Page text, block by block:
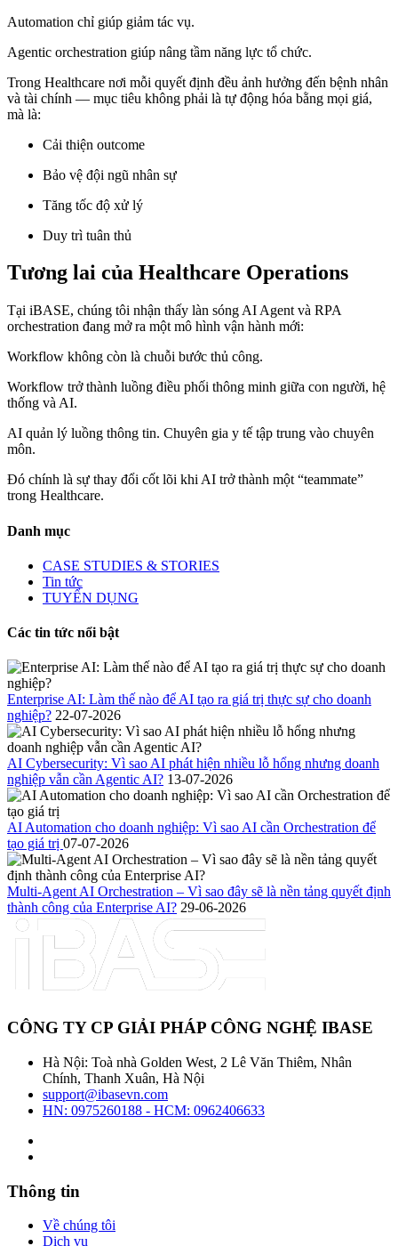
Automation chỉ giúp giảm tác vụ.
Agentic orchestration giúp nâng tầm năng lực tổ chức.
Trong Healthcare nơi mỗi quyết định đều ảnh hưởng đến bệnh nhân
và tài chính — mục tiêu không phải là tự động hóa bằng mọi giá,
mà là:
Cải thiện outcome
Bảo vệ đội ngũ nhân sự
Tăng tốc độ xử lý
Duy trì tuân thủ
Tương lai của Healthcare Operations
Tại iBASE, chúng tôi nhận thấy làn sóng AI Agent và RPA
orchestration đang mở ra một mô hình vận hành mới:
Workflow không còn là chuỗi bước thủ công.
Workflow trở thành luồng điều phối thông minh giữa con người, hệ
thống và AI.
AI quản lý luồng thông tin. Chuyên gia y tế tập trung vào chuyên
môn.
Đó chính là sự thay đổi cốt lõi khi AI trở thành một “teammate”
trong Healthcare.
Danh mục
CASE STUDIES & STORIES
Tin tức
TUYỂN DỤNG
Các tin tức nổi bật
Enterprise AI: Làm thế nào để AI tạo ra giá trị thực sự cho doanh
nghiệp? 22-07-2026
AI Cybersecurity: Vì sao AI phát hiện nhiều lỗ hổng nhưng doanh
nghiệp vẫn cần Agentic AI? 13-07-2026
AI Automation cho doanh nghiệp: Vì sao AI cần Orchestration để
tạo giá trị 07-07-2026
Multi-Agent AI Orchestration – Vì sao đây sẽ là nền tảng quyết định
thành công của Enterprise AI? 29-06-2026
CÔNG TY CP GIẢI PHÁP CÔNG NGHỆ IBASE
Hà Nội: Toà nhà Golden West, 2 Lê Văn Thiêm, Nhân
Chính, Thanh Xuân, Hà Nội
support@ibasevn.com
HN: 0975260188 - HCM: 0962406633
Thông tin
Về chúng tôi
Dịch vụ